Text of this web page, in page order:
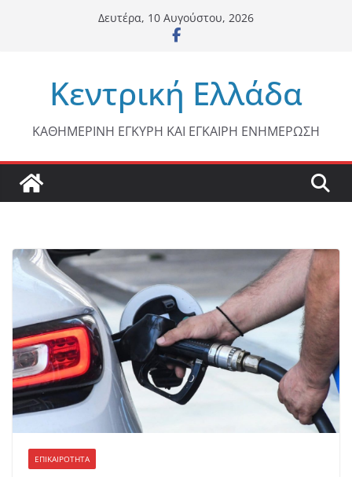
Δευτέρα, 10 Αυγούστου, 2026
Κεντρική Ελλάδα
ΚΑΘΗΜΕΡΙΝΗ ΕΓΚΥΡΗ ΚΑΙ ΕΓΚΑΙΡΗ ΕΝΗΜΕΡΩΣΗ
ΕΠΙΚΑΙΡΟΤΗΤΑ